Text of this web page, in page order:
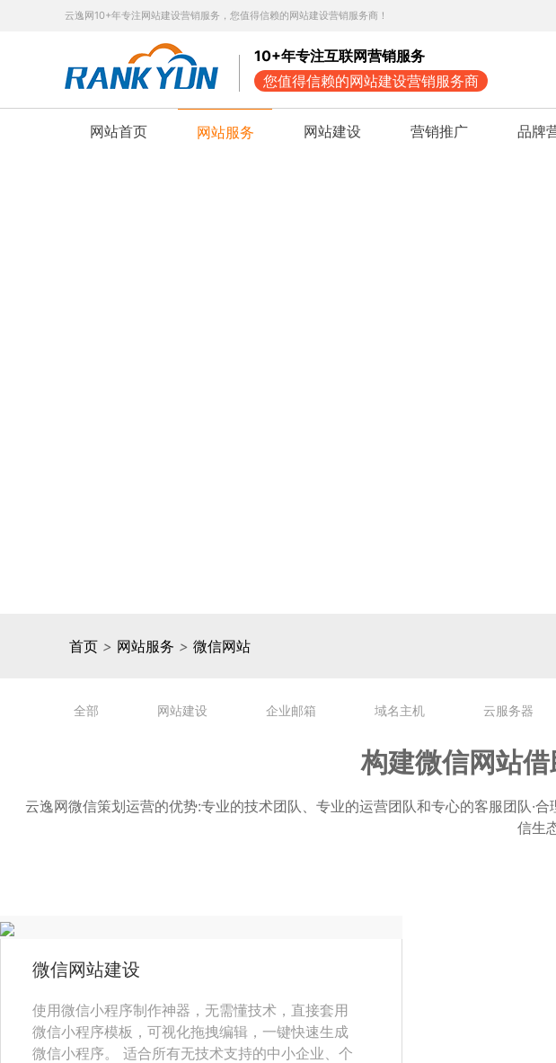
云逸网10+年专注网站建设营销服务，您值得信赖的网站建设营销服务商！
10+年专注互联网营销服务
您值得信赖的网站建设营销服务商
网站首页 网站服务 网站建设 营销推广 品牌
首页 > 网站服务 > 微信网站
全部 网站建设 企业邮箱 域名主机 云服务器
构建微信网站
云逸网微信策划运营的优势:专业的技术团队、专业的运营团队和专心的客服团队·
信生
微信网站建设
使用微信小程序制作神器，无需懂技术，直接套用
微信小程序模板，可视化拖拽编辑，一键快速生成
微信小程序。 适合所有无技术支持的中小企业、个